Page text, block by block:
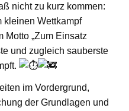
nicht zu kurz kommen:
kleinen Wettkampf
Motto „Zum Einsatz
und zugleich sauberste
im Vordergrund,
der Grundlagen und